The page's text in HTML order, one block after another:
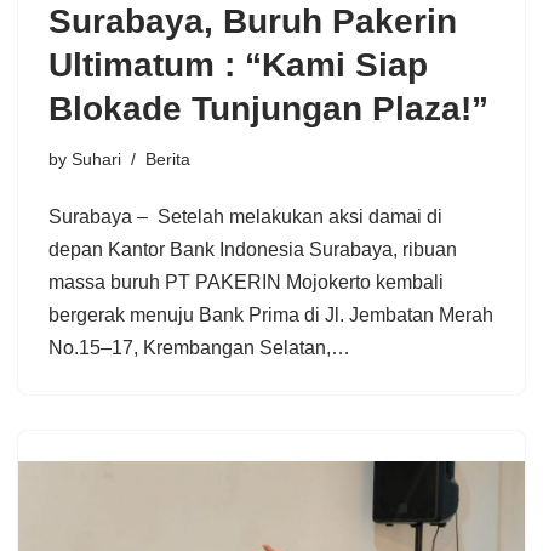
Surabaya, Buruh Pakerin
Ultimatum : “Kami Siap
Blokade Tunjungan Plaza!”
by Suhari Berita
Surabaya – Setelah melakukan aksi damai di
depan Kantor Bank Indonesia Surabaya, ribuan
massa buruh PT PAKERIN Mojokerto kembali
bergerak menuju Bank Prima di Jl. Jembatan Merah
No.15–17, Krembangan Selatan,…